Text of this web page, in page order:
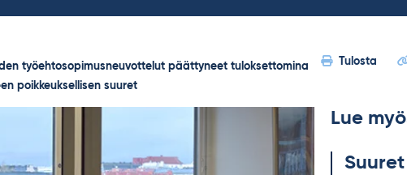
työehtosopimusneuvottelut päättyneet tuloksettomina
poikkeuksellisen suuret
Tulosta
Lue
clipboard.)